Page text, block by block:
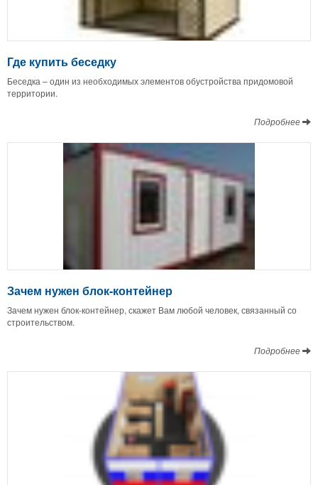
Где купить беседку
Беседка – один из необходимых элементов обустройства придомовой
территории.
Подробнее
Зачем нужен блок-контейнер
Зачем нужен блок-контейнер, скажет Вам любой человек, связанный со
строительством.
Подробнее